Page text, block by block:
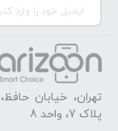
تهران، خیابان
پلاک 7، واحد 8